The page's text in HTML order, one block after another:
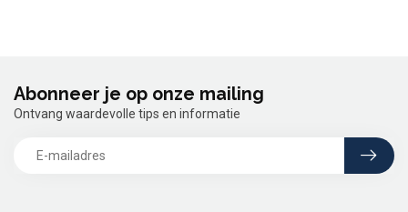
Abonneer je op onze mailing
Ontvang waardevolle tips en informatie